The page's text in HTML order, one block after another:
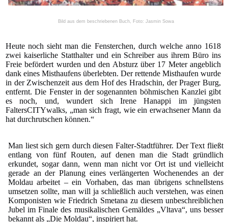
Bild aus dem beschriebenen Buch, Foto: Jasmin Sowa
Heute noch sieht man die Fensterchen, durch welche anno 1618
zwei kaiserliche Statthalter und ein Schreiber aus ihrem Büro ins
Freie befördert wurden und den Absturz über 17 Meter angeblich
dank eines Misthaufens überlebten. Der rettende Misthaufen wurde
in der Zwischenzeit aus dem Hof des Hradschin, der Prager Burg,
entfernt. Die Fenster in der sogenannten böhmischen Kanzlei gibt
es noch, und, wundert sich Irene Hanappi im jüngsten
FaltersCITYwalks, „man sich fragt, wie ein erwachsener Mann da
hat durchrutschen können.“
Man liest sich gern durch diesen Falter-Stadtführer. Der Text fließt
entlang von fünf Routen, auf denen man die Stadt gründlich
erkundet, sogar dann, wenn man nicht vor Ort ist und vielleicht
gerade an der Planung eines verlängerten Wochenendes an der
Moldau arbeitet – ein Vorhaben, das man übrigens schnellstens
umsetzen sollte, man will ja schließlich auch verstehen, was einen
Komponisten wie Friedrich Smetana zu diesem unbeschreiblichen
Jubel im Finale des musikalischen Gemäldes „Vltava“, uns besser
bekannt als „Die Moldau“, inspiriert hat.